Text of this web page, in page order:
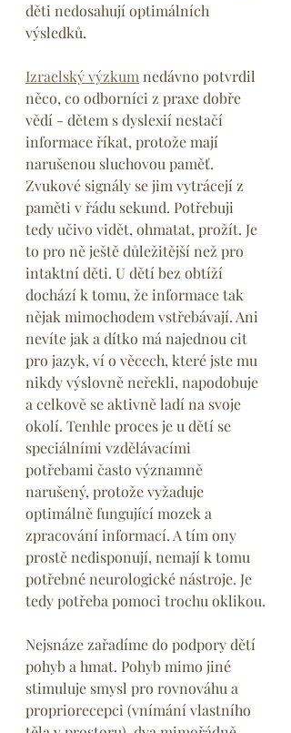
děti nedosahují optimálních
výsledků.
Izraelský výzkum nedávno potvrdil
něco, co odborníci z praxe dobře
vědí - dětem s dyslexií nestačí
informace říkat, protože mají
narušenou sluchovou paměť.
Zvukové signály se jim vytrácejí z
paměti v řádu sekund. Potřebuji
tedy učivo vidět, ohmatat, prožít. Je
to pro ně ještě důležitější než pro
intaktní děti. U dětí bez obtíží
dochází k tomu, že informace tak
nějak mimochodem vstřebávají. Ani
nevíte jak a dítko má najednou cit
pro jazyk, ví o věcech, které jste mu
nikdy výslovně neřekli, napodobuje
a celkově se aktivně ladí na svoje
okolí. Tenhle proces je u dětí se
speciálními vzdělávacími
potřebami často významně
narušený, protože vyžaduje
optimálně fungující mozek a
zpracování informací. A tím ony
prostě nedisponují, nemají k tomu
potřebné neurologické nástroje. Je
tedy potřeba pomoci trochu oklikou.
Nejsnáze zařadíme do podpory dětí
pohyb a hmat. Pohyb mimo jiné
stimuluje smysl pro rovnováhu a
propriorecepci (vnímání vlastního